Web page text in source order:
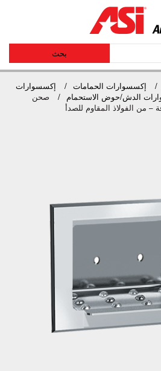
إكسسوارات الحمامات
إكسسوارات
الدش/حوض الاستحمام
صحن
– من الفولاذ المقاوم للصدأ